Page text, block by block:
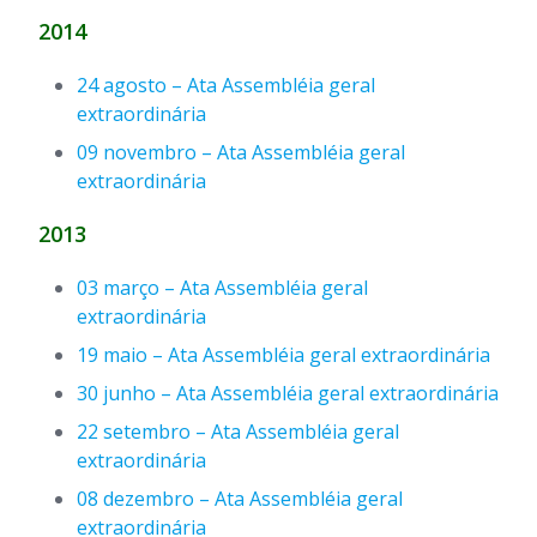
2014
24 agosto – Ata Assembléia geral
extraordinária
09 novembro – Ata Assembléia geral
extraordinária
2013
03 março – Ata Assembléia geral
extraordinária
19 maio – Ata Assembléia geral extraordinária
30 junho – Ata Assembléia geral extraordinária
22 setembro – Ata Assembléia geral
extraordinária
08 dezembro – Ata Assembléia geral
extraordinária